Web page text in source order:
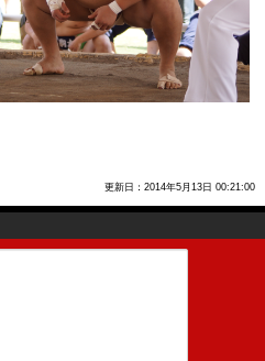
更新日：2014年5月13日 00:21:00